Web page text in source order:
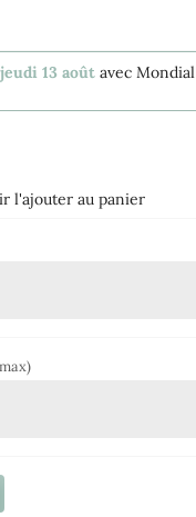
13 août avec Mondial
l'ajouter au panier